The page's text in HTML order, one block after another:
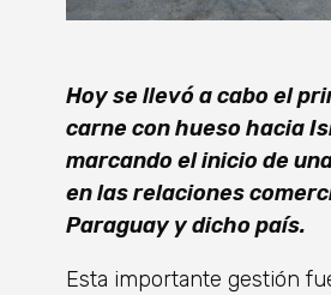
Hoy se llevó a cabo el
carne con hueso hacia
marcando el inicio de
en las relaciones
Paraguay y dicho país.
Esta importante gestión